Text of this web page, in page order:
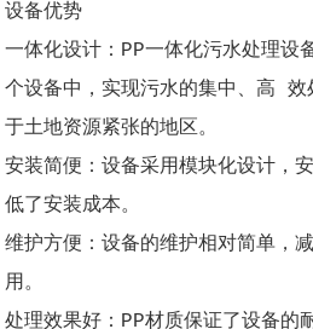
设备优势
一体化设计：PP一体化污水处理设
个设备中，实现污水的集中、高 效
于土地资源紧张的地区。
安装简便：设备采用模块化设计，
低了安装成本。
维护方便：设备的维护相对简单，
用。
处理效果好：PP材质保证了设备的